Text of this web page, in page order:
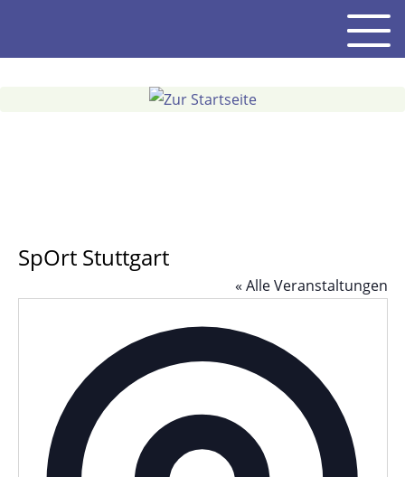
Inhalt
SpOrt Stuttgart
« Alle Veranstaltungen